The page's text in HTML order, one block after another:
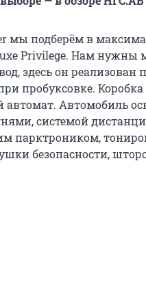
мы подберём в
Privilege. Нам нужны
здесь он
пробуксовке.
автомат. Автомобиль
системой
парктроником,
безопасности,